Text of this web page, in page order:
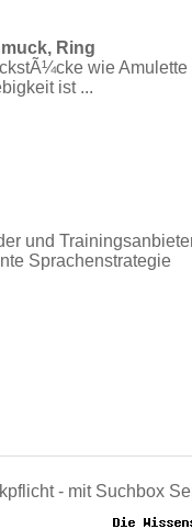
Ring
wie Amulette
ist ...
und
Sprachenstrategie
- mit Suchbox